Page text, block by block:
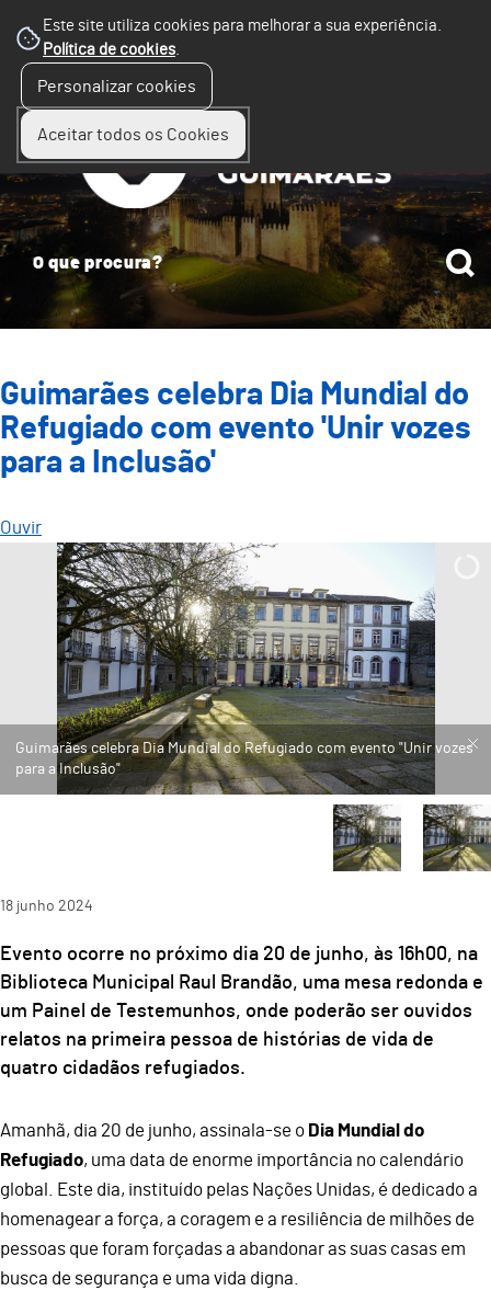
Este site utiliza cookies para melhorar a sua experiência.
Política de cookies.
Personalizar cookies
Aceitar todos os Cookies
Guimarães celebra Dia Mundial do
Refugiado com evento 'Unir vozes
para a Inclusão'
Ouvir
18 junho 2024
Evento ocorre no próximo dia 20 de junho, às 16h00, na
Biblioteca Municipal Raul Brandão, uma mesa redonda e
um Painel de Testemunhos, onde poderão ser ouvidos
relatos na primeira pessoa de histórias de vida de
quatro cidadãos refugiados.
Amanhã, dia 20 de junho, assinala-se o Dia Mundial do
Refugiado, uma data de enorme importância no calendário
global. Este dia, instituído pelas Nações Unidas, é dedicado a
homenagear a força, a coragem e a resiliência de milhões de
pessoas que foram forçadas a abandonar as suas casas em
busca de segurança e uma vida digna.